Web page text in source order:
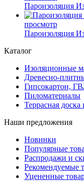
Пароизоляция
просмотр
Пароизоляция
Каталог
Изоляционные
Древесно-
Гипсокартон,
Пиломатериалы
Террасная
Наши предложения
Новинки
Популярные
Распродажи и
Рекомендуемые
Уцененные